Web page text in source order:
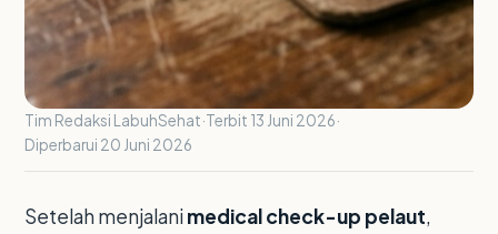
Tim Redaksi LabuhSehat·Terbit 13 Juni 2026·
Diperbarui 20 Juni 2026
Setelah menjalanimedical check-up pelaut,